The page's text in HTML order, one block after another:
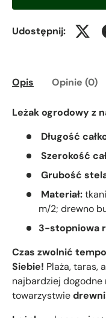
Udostępnij:
Opis Opinie (0)
Leżak ogrodowy z
Długość
Szerokość
Grubość
Materiał:
m/2; drewno
3-stopniowa
Czas zwolnić
Siebie! Plaża, taras,
najbardziej dogodne
towarzystwie